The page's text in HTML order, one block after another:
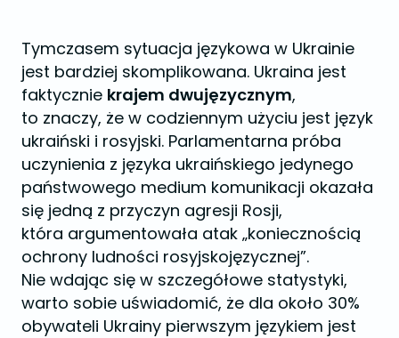
Tymczasem sytuacja językowa w Ukrainie
jest bardziej skomplikowana. Ukraina jest
faktycznie krajem dwujęzycznym,
to znaczy, że w codziennym użyciu jest język
ukraiński i rosyjski. Parlamentarna próba
uczynienia z języka ukraińskiego jedynego
państwowego medium komunikacji okazała
się jedną z przyczyn agresji Rosji,
która argumentowała atak „koniecznością
ochrony ludności rosyjskojęzycznej”.
Nie wdając się w szczegółowe statystyki,
warto sobie uświadomić, że dla około 30%
obywateli Ukrainy pierwszym językiem jest